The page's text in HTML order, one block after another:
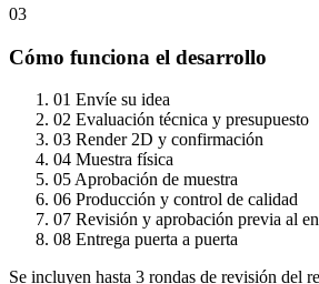
03
Cómo funciona el desarrollo
01 Envíe su idea
02 Evaluación técnica y presupuesto
03 Render 2D y confirmación
04 Muestra física
05 Aprobación de muestra
06 Producción y control de calidad
07 Revisión y aprobación previa al
08 Entrega puerta a puerta
Se incluyen hasta 3 rondas de revisión del